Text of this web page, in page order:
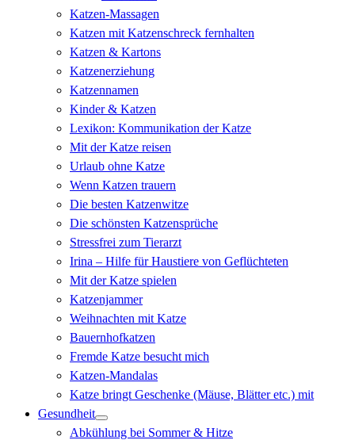
Katzen-Massagen
Katzen mit Katzenschreck fernhalten
Katzen & Kartons
Katzenerziehung
Katzennamen
Kinder & Katzen
Lexikon: Kommunikation der Katze
Mit der Katze reisen
Urlaub ohne Katze
Wenn Katzen trauern
Die besten Katzenwitze
Die schönsten Katzensprüche
Stressfrei zum Tierarzt
Irina – Hilfe für Haustiere von Geflüchteten
Mit der Katze spielen
Katzenjammer
Weihnachten mit Katze
Bauernhofkatzen
Fremde Katze besucht mich
Katzen-Mandalas
Katze bringt Geschenke (Mäuse, Blätter etc.) mit
Gesundheit
Abkühlung bei Sommer & Hitze